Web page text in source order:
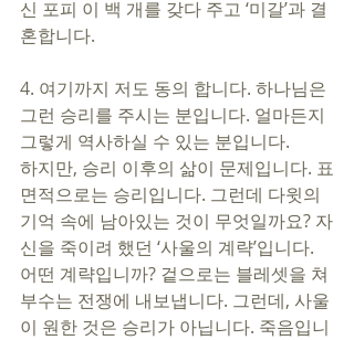
신 포피 이 백 개를 갖다 주고 ‘미갈’과 결
혼합니다.
4. 여기까지 저도 동의 합니다. 하나님은
그런 승리를 주시는 분입니다. 얼마든지
그렇게 역사하실 수 있는 분입니다.
하지만, 승리 이후의 삶이 문제입니다. 표
면적으로는 승리입니다. 그런데 다윗의
기억 속에 남아있는 것이 무엇일까요? 자
신을 죽이려 했던 ‘사울의 계략’입니다.
어떤 계략입니까? 겉으로는 블레셋을 쳐
부수는 전쟁에 내보냅니다. 그런데, 사울
이 원한 것은 승리가 아닙니다. 죽음입니